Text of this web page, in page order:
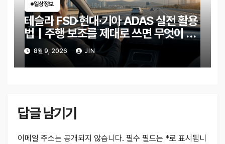
일상정보
테슬라 FSD·현대·기아 ADAS 실전 활용
법｜주행 보조를 제대로 쓰면 무엇이 달
라질까?
8월 9, 2026 JIN
답글 남기기
이메일 주소는 공개되지 않습니다. 필수 필드는 *로 표시됩니